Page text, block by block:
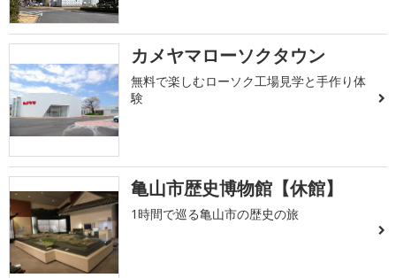
カメヤマローソクタウン
無料で楽しむローソク工場見学と手作り体
験
亀山市歴史博物館【休館】
1時間で巡る亀山市の歴史の旅